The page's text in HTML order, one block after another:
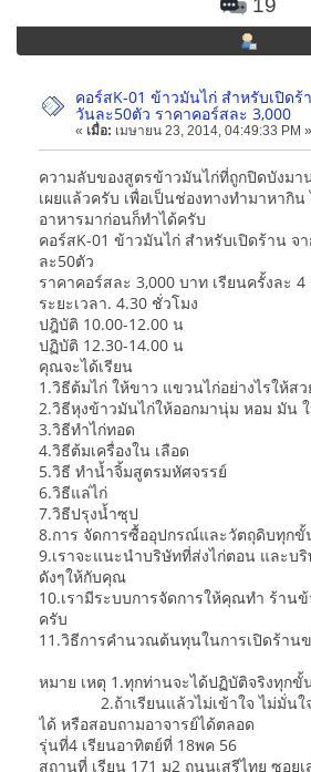
19
คอร์สK-01 ข้าวมันไก่ สำหรับเปิด
วันละ50ตัว ราคาคอร์สละ 3,000
« เมื่อ: เมษายน 23, 2014, 04:49:33 PM »
ความลับของสูตรข้าวมันไก่ที่ถูกปิดบังมา
เผยแล้วครับ เพื่อเป็นช่องทางทำมาหากิ
อาหารมาก่อนก็ทำได้ครับ
คอร์สK-01 ข้าวมันไก่ สำหรับเปิดร้าน จ
ละ50ตัว
ราคาคอร์สละ 3,000 บาท เรียนครั้งละ
ระยะเวลา. 4.30 ชั่วโมง
ปฎิบัติ 10.00-12.00 น
ปฏิบัติ 12.30-14.00 น
คุณจะได้เรียน
1.วิธีต้มไก่ ให้ขาว แขวนไก่อย่างไรให้สว
2.วิธีหุงข้าวมันไก่ให้ออกมานุ่ม หอม มัน
3.วิธีทำไก่ทอด
4.วิธีต้มเครื่องใน เลือด
5.วิธี ทำน้ำจิ้มสูตรมหัศจรรย์
6.วิธีแล่ไก่
7.วิธีปรุงน้ำซุป
8.การ จัดการซื้ออุปกรณ์และวัตถุดิบทุก
9.เราจะแนะนำบริษัทที่ส่งไก่ตอน และบ
ดังๆให้กับคุณ
10.เรามีระบบการจัดการให้คุณทำ ร้าน
ครับ
11.วิธีการคำนวณต้นทุนในการเปิดร้าน
หมาย เหตุ 1.ทุกท่านจะได้ปฏิบัติจริงทุกขั้
2.ถ้าเรียนแล้วไม่เข้าใจ ไม่มั่นใจ
ได้ หรือสอบถามอาจารย์ได้ตลอด
รุ่นที่4 เรียนอาทิตย์ที่ 18พค 56
สถานที่ เรียน 171 ม2 ถนนเสรีไทย ซอยเ